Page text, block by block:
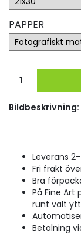
PAPPER
Bildbeskrivning:
Leverans
Fri frakt
Bra
På Fine Art
runt valt
Betalning